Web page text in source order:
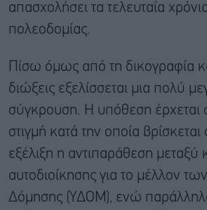
απασχολήσει τα τελευταία
πολεοδομίας.
Πίσω όμως από τη δικογραφία
διώξεις εξελίσσεται μια πολύ
σύγκρουση. Η υπόθεση έρχεται
στιγμή κατά την οποία
εξέλιξη η αντιπαράθεση μεταξύ
αυτοδιοίκησης για το μέλλον
Δόμησης (ΥΔΟΜ), ενώ